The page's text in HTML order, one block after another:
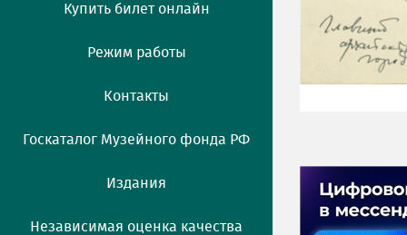
Купить билет онлайн
Режим работы
Контакты
Госкаталог Музейного фонда РФ
Издания
Независимая оценка качества